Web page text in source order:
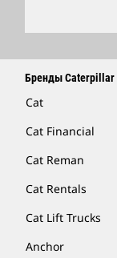
Бренды Caterpillar
Cat
Cat Financial
Cat Reman
Cat Rentals
Cat Lift Trucks
Anchor